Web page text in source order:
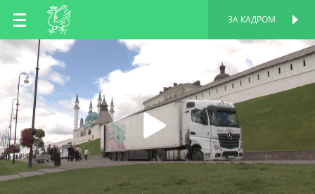
RU
TT
ЗА КАДРОМ
ПЕРСОНАЛЬНАЯ
СТРАНИЦА